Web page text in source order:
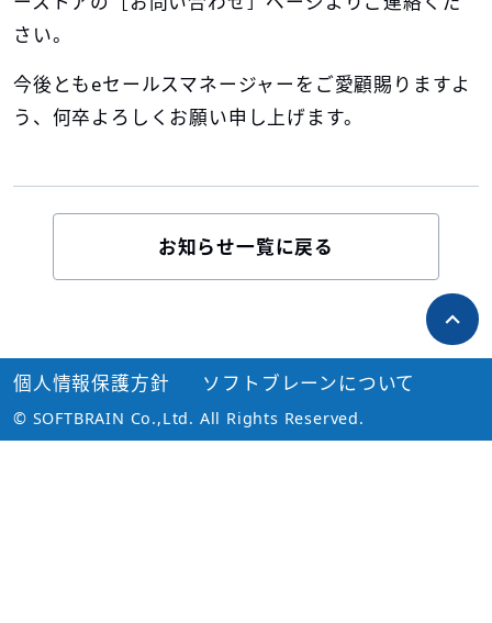
さい。
今後ともeセールスマネージャーをご愛顧賜りますよ
う、何卒よろしくお願い申し上げます。
お知らせ一覧に戻る
© SOFTBRAIN Co.,Ltd. All Rights Reserved.
個人情報保護方針 ソフトブレーンについて